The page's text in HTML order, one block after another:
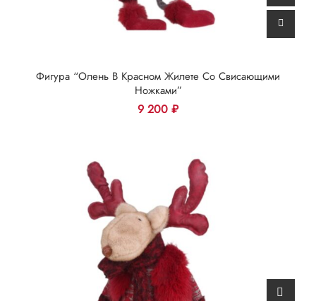
Фигура “Олень В Красном Жилете Со Свисающими
Ножками”
9 200 ₽